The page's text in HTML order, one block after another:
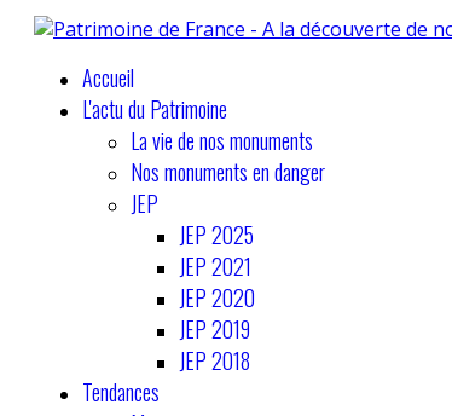
Accueil
L'actu du Patrimoine
La vie de nos monuments
Nos monuments en danger
JEP
JEP 2025
JEP 2021
JEP 2020
JEP 2019
JEP 2018
Tendances